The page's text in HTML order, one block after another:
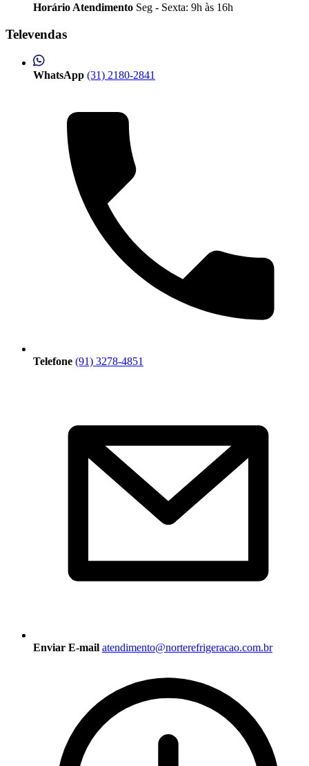
Horário Atendimento Seg - Sexta: 9h às 16h
Televendas
WhatsApp (31) 2180-2841
Telefone (91) 3278-4851
Enviar E-mail atendimento@norterefrigeracao.com.br